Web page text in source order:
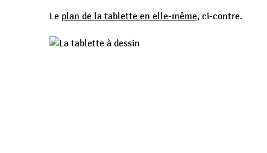
Le plan de la tablette en elle-même, ci-contre.